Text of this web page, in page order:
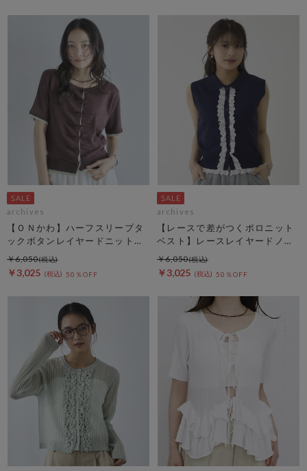
archives
【ＯＮかわ】ハーフスリープタ
ックボタンレイヤードニットカ
ーディガン
￥3,025 50％OFF
￥6,050
archives
【レースで差がつくポロニット
ベスト】レースレイヤードノー
スリポロニットベスト
￥3,025 50％OFF
￥6,050